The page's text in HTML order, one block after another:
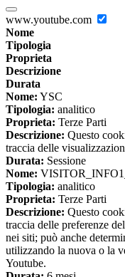
www.youtube.com
Nome
Tipologia
Proprieta
Descrizione
Durata
Nome: YSC
Tipologia: analitico
Proprieta: Terze Parti
Descrizione: Questo
traccia delle
Durata: Sessione
Nome:
Tipologia: analitico
Proprieta: Terze Parti
Descrizione: Questo
traccia delle preferenze
nei siti; può anche
utilizzando la nuova o la
Youtube.